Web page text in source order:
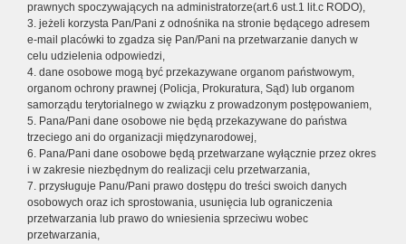
prawnych spoczywających na administratorze(art.6 ust.1 lit.c RODO),
3. jeżeli korzysta Pan/Pani z odnośnika na stronie będącego adresem
e-mail placówki to zgadza się Pan/Pani na przetwarzanie danych w
celu udzielenia odpowiedzi,
4. dane osobowe mogą być przekazywane organom państwowym,
organom ochrony prawnej (Policja, Prokuratura, Sąd) lub organom
samorządu terytorialnego w związku z prowadzonym postępowaniem,
5. Pana/Pani dane osobowe nie będą przekazywane do państwa
trzeciego ani do organizacji międzynarodowej,
6. Pana/Pani dane osobowe będą przetwarzane wyłącznie przez okres
i w zakresie niezbędnym do realizacji celu przetwarzania,
7. przysługuje Panu/Pani prawo dostępu do treści swoich danych
osobowych oraz ich sprostowania, usunięcia lub ograniczenia
przetwarzania lub prawo do wniesienia sprzeciwu wobec
przetwarzania,